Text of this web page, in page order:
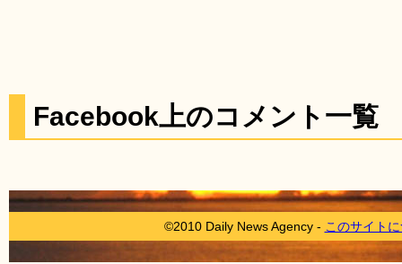
Facebook上のコメント一覧
©2010 Daily News Agency - このサイト